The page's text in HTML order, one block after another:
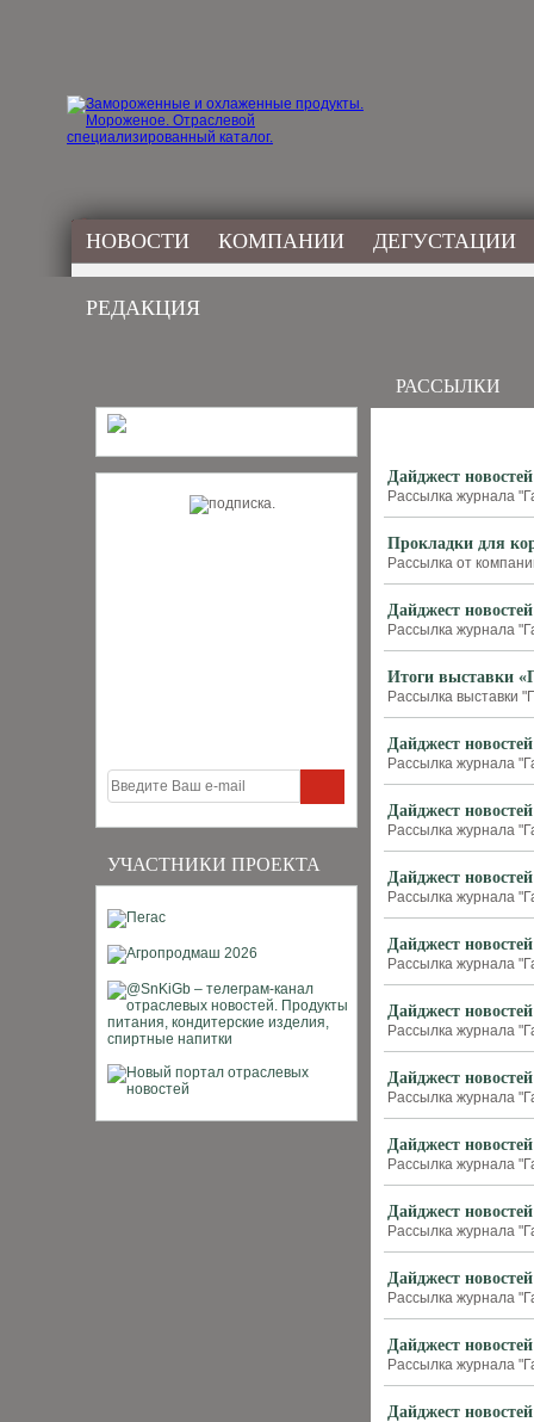
НОВОСТИ КОМПАНИИ ДЕГУСТАЦИИ
РЕДАКЦИЯ
УЧАСТНИКИ ПРОЕКТА
РАССЫЛКИ
Дайджест
Рассылка журнала
Прокладки для
Рассылка от
Дайджест
Рассылка журнала
Итоги выставки
Рассылка выставки
Дайджест
Рассылка журнала
Дайджест
Рассылка журнала
Дайджест
Рассылка журнала
Дайджест
Рассылка журнала
Дайджест
Рассылка журнала
Дайджест
Рассылка журнала
Дайджест
Рассылка журнала
Дайджест
Рассылка журнала
Дайджест
Рассылка журнала
Дайджест
Рассылка журнала
Дайджест